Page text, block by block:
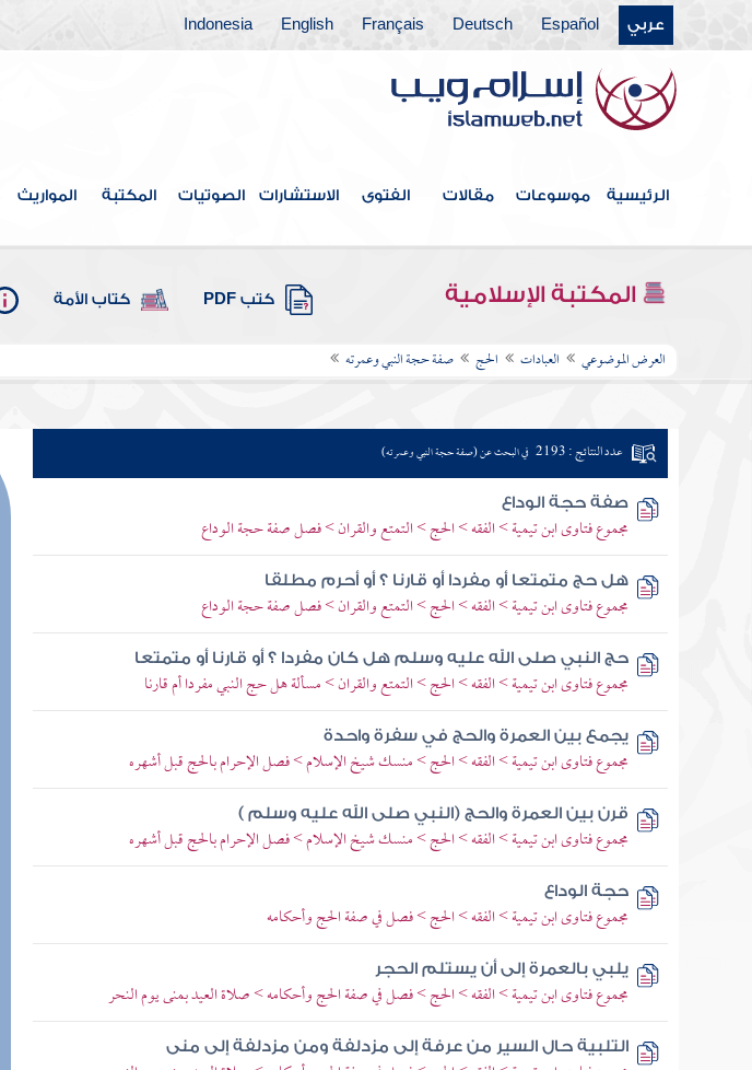
عربي Español
Deutsch
Français
English
Indonesia
الرئيسية موسوعات مقالات الفتوى الاستشارات الصوتيات المكتبة المواريث
المكتبة الإسلامية كتب PDF كتاب الأمة
العرض الموضوعي العبادات الحج صفة حجة النبي وعمرته
عدد النتائج : 2193 في البحث عن (صفة حجة النبي وعمرته)
صفة حجة الوداع
مجموع فتاوى ابن تيمية > الفقه > الحج > التمتع والقران > فصل صفة حجة الوداع
هل حج متمتعا أو مفردا أو قارنا ؟ أو أحرم مطلقا
مجموع فتاوى ابن تيمية > الفقه > الحج > التمتع والقران > فصل صفة حجة الوداع
حج النبي صلى الله عليه وسلم هل كان مفردا ؟ أو قارنا أو متمتعا
مجموع فتاوى ابن تيمية > الفقه > الحج > التمتع والقران > مسألة هل حج النبي مفردا أم قارنا
يجمع بين العمرة والحج في سفرة واحدة
مجموع فتاوى ابن تيمية > الفقه > الحج > منسك شيخ الإسلام > فصل الإحرام بالحج قبل أشهره
قرن بين العمرة والحج (النبي صلى الله عليه وسلم )
مجموع فتاوى ابن تيمية > الفقه > الحج > منسك شيخ الإسلام > فصل الإحرام بالحج قبل أشهره
حجة الوداع
مجموع فتاوى ابن تيمية > الفقه > الحج > فصل في صفة الحج وأحكامه
يلبي بالعمرة إلى أن يستلم الحجر
مجموع فتاوى ابن تيمية > الفقه > الحج > فصل في صفة الحج وأحكامه > صلاة العيد بمنى يوم النحر
التلبية حال السير من عرفة إلى مزدلفة ومن مزدلفة إلى منى